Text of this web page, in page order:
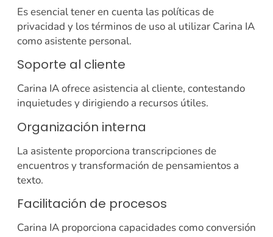
Es esencial tener en cuenta las políticas de
privacidad y los términos de uso al utilizar Carina IA
como asistente personal.
Soporte al cliente
Carina IA ofrece asistencia al cliente, contestando
inquietudes y dirigiendo a recursos útiles.
Organización interna
La asistente proporciona transcripciones de
encuentros y transformación de pensamientos a
texto.
Facilitación de procesos
Carina IA proporciona capacidades como conversión